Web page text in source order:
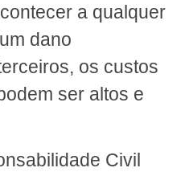
a qualquer
dano
os custos
ser altos e
Civil